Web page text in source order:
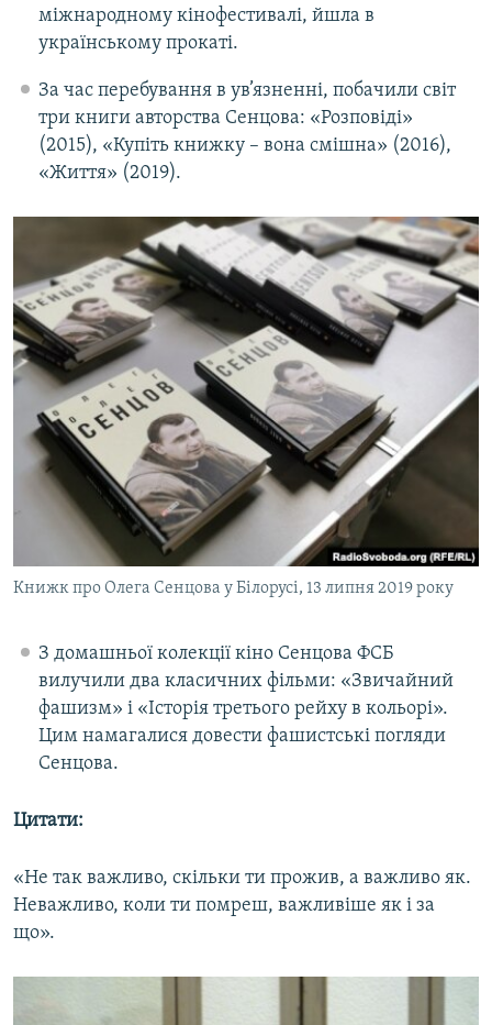
міжнародному кінофестивалі, йшла в
українському прокаті.
За час перебування в ув’язненні, побачили світ
три книги авторства Сенцова: «Розповіді»
(2015), «Купіть книжку – вона смішна» (2016),
«Життя» (2019).
Книжк про Олега Сенцова у Білорусі, 13 липня 2019 року
З домашньої колекції кіно Сенцова ФСБ
вилучили два класичних фільми: «Звичайний
фашизм» і «Історія третього рейху в кольорі».
Цим намагалися довести фашистські погляди
Сенцова.
Цитати:
«Не так важливо, скільки ти прожив, а важливо як.
Неважливо, коли ти помреш, важливіше як і за
що».